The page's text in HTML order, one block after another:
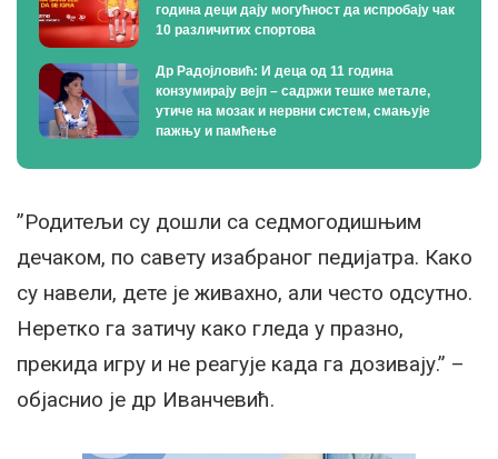
година деци дају могућност да испробају чак
10 различитих спортова
Др Радојловић: И деца од 11 година
конзумирају вејп – садржи тешке метале,
утиче на мозак и нервни систем, смањује
пажњу и памћење
”Родитељи су дошли са седмогодишњим
дечаком, по савету изабраног педијатра. Како
су навели, дете је живахно, али често одсутно.
Неретко га затичу како гледа у празно,
прекида игру и не реагује када га дозивају.” –
објаснио је др Иванчевић.